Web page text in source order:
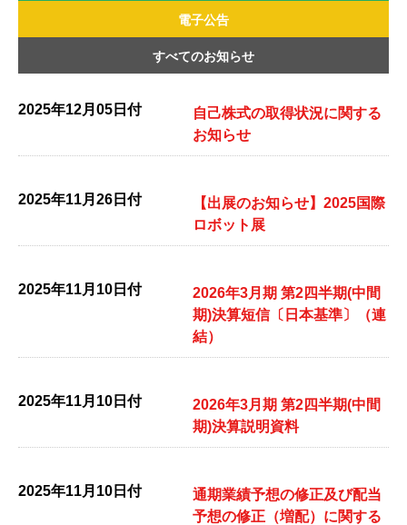
2026年
2025年
2024年
2023年
2022年
電子公告
すべてのお知らせ
2025年12月05日付
自己株式の取得状況に関する
お知らせ
2025年11月26日付
【出展のお知らせ】2025国際
ロボット展
2025年11月10日付
2026年3月期 第2四半期(中間
期)決算短信〔日本基準〕（連
結）
2025年11月10日付
2026年3月期 第2四半期(中間
期)決算説明資料
2025年11月10日付
通期業績予想の修正及び配当
予想の修正（増配）に関する